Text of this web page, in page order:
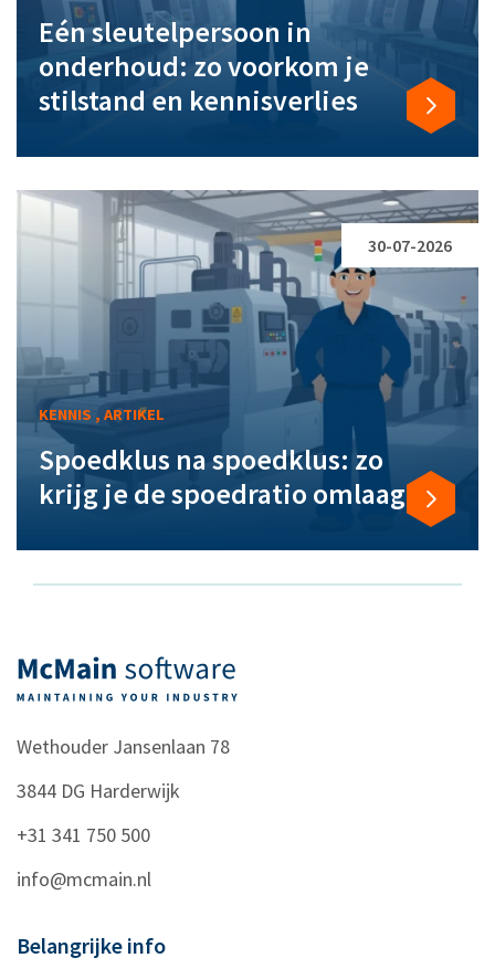
Eén sleutelpersoon in
onderhoud: zo voorkom je
stilstand en kennisverlies
KENNIS , ARTIKEL
Spoedklus na spoedklus: zo
krijg je de spoedratio omlaag
30-07-2026
Wethouder Jansenlaan 78
3844 DG Harderwijk
+31 341 750 500
info@mcmain.nl
Belangrijke info